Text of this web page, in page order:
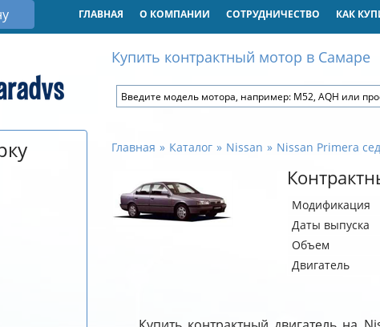
ГЛАВНАЯ О КОМПАНИИ СОТРУДНИЧЕСТВО КАК
Купить контрактный мотор в Самаре
Главная Каталог Nissan Nissan Primera
Модификация
Даты выпуска
Объем
Двигатель